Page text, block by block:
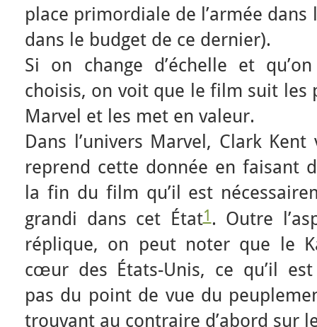
place primordiale de l’armée dans
dans le budget de ce dernier).
Si on change d’échelle et
choisis, on voit que le film suit les
Marvel et les met en valeur.
Dans l’univers Marvel, Clark
reprend cette donnée en faisant
la fin du film qu’il est
grandi dans cet État1. Outre
réplique, on peut noter que le
cœur des États-Unis, ce qu’il
pas du point de vue du
trouvant au contraire d’abord sur